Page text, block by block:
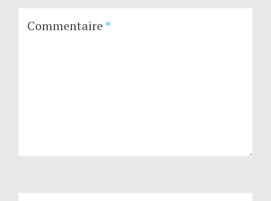
Commentaire *